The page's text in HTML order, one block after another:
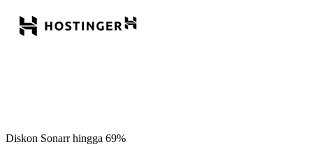
Diskon Sonarr hingga 69%